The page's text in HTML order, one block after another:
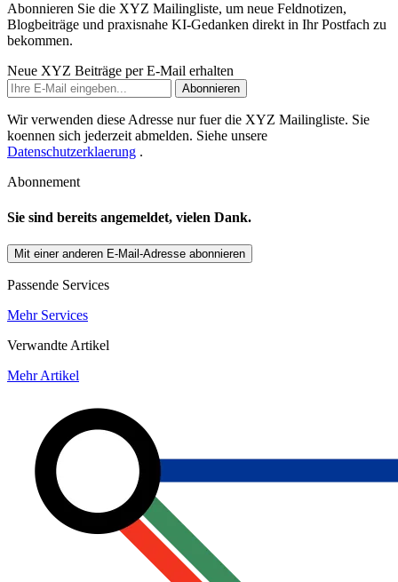
Abonnieren Sie die XYZ Mailingliste, um neue Feldnotizen,
Blogbeiträge und praxisnahe KI-Gedanken direkt in Ihr Postfach zu
bekommen.
Neue XYZ Beiträge per E-Mail erhalten
Abonnieren
Wir verwenden diese Adresse nur fuer die XYZ Mailingliste. Sie
koennen sich jederzeit abmelden. Siehe unsere
Datenschutzerklaerung .
Abonnement
Sie sind bereits angemeldet, vielen Dank.
Mit einer anderen E-Mail-Adresse abonnieren
Passende Services
Mehr Services
Verwandte Artikel
Mehr Artikel